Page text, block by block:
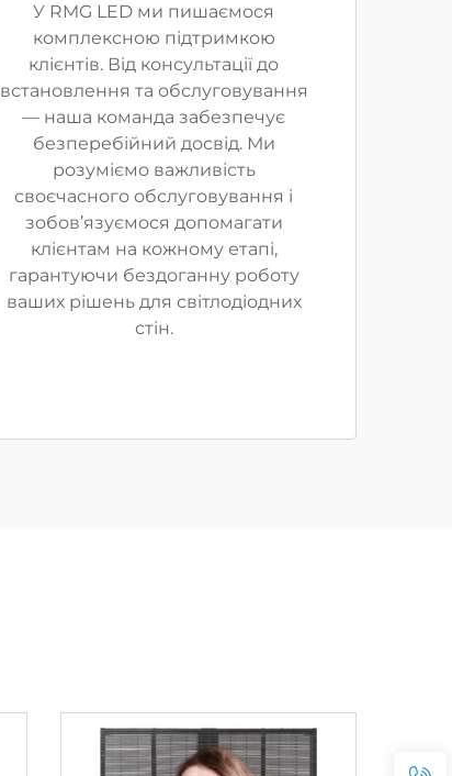
У RMG LED ми пишаємося
комплексною підтримкою
клієнтів. Від консультації до
встановлення та обслуговування
— наша команда забезпечує
безперебійний досвід. Ми
розуміємо важливість
своєчасного обслуговування і
зобов’язуємося допомагати
клієнтам на кожному етапі,
гарантуючи бездоганну роботу
ваших рішень для світлодіодних
стін.